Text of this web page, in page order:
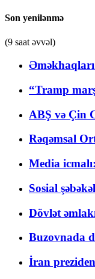
Son yenilənmə
(9 saat əvvəl)
“Tramp
ABŞ və Çin
Rəqəmsal
Media
Sosial
Dövlət
Buzovnada
İran